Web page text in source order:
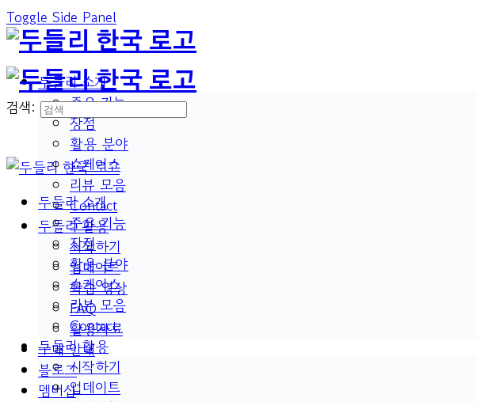
Toggle Side Panel
두들리 소개
주요 기능
장점
활용 분야
쇼케이스
리뷰 모음
Contact
두들리 활용
시작하기
업데이트
학습 영상
FAQ
활용자료
구매 안내
블로그
멤버십
검색:
두들리 소개
주요 기능
장점
활용 분야
쇼케이스
리뷰 모음
Contact
두들리 활용
시작하기
업데이트